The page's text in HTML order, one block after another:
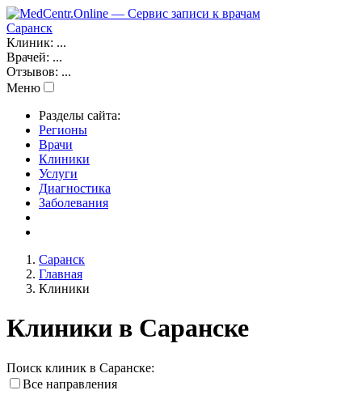
Саранск
Клиник: ...
Врачей: ...
Отзывов: ...
Меню
Разделы сайта:
Регионы
Врачи
Клиники
Услуги
Диагностика
Заболевания
Саранск
Главная
Клиники
Клиники в Саранске
Поиск клиник в Саранске:
Все направления